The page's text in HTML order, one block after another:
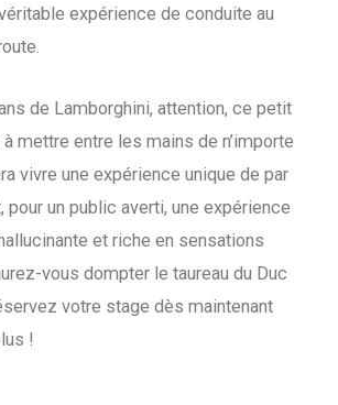
expérience de conduite au
de Lamborghini, attention, ce petit
à mettre entre les mains de n’importe
vivre une expérience unique de par
pour un public averti, une expérience
et riche en sensations
vous dompter le taureau du Duc
votre stage dès maintenant
!